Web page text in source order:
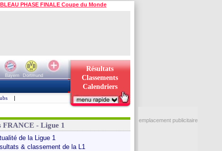
PHASE FINALE Coupe du Monde
Bayern
Dortmund
Résultats
Classements
Calendriers
|
FRANCE - Ligue 1
de la Ligue 1
& classement de la L1
emplacement publicitaire